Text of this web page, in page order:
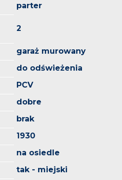
parter
2
garaż murowany
do odświeżenia
PCV
dobre
brak
1930
na osiedle
tak - miejski